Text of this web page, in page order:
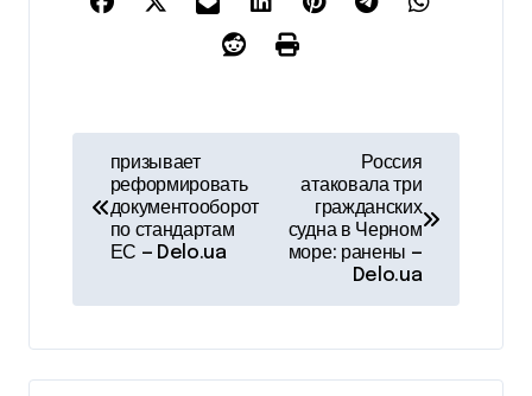
и
г
призывает
реформировать
документооборот
по стандартам
ЕС — Delo.ua
Россия
атаковала три
гражданских
судна в Черном
море: ранены —
Delo.ua